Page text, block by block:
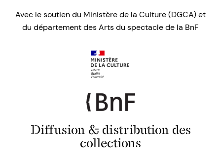
Avec le soutien du Ministère de la Culture (DGCA) et
du département des Arts du spectacle de la BnF
Diffusion & distribution des
collections